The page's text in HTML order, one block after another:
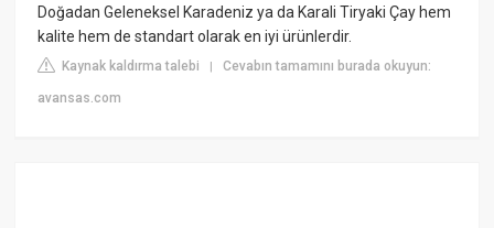
Doğadan Geleneksel Karadeniz ya da Karali Tiryaki Çay hem
kalite hem de standart olarak en iyi ürünlerdir.
Kaynak kaldırma talebi |Cevabın tamamını burada okuyun:
avansas.com